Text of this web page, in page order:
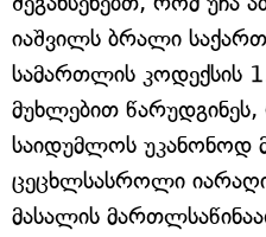
იაშვილს ბრალი
სამართლის კოდექსის
მუხლებით
საიდუმლოს უკანონოდ
ცეცხლსასროლი
მასალის